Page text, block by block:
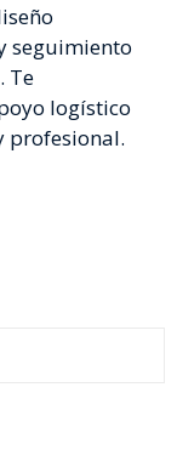
seguimiento
Te
logístico
profesional.